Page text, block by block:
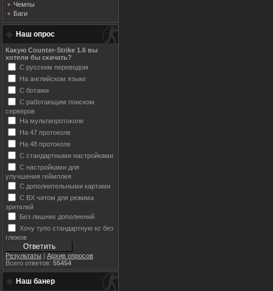
Чемпы
Баги
Наш опрос
Какую Counter-Strike 1.6 вы
хотели бы скачать?
С русским переводом
На английском языке
С ботами
С работающим поиском
серверов
На мультипротоколе
На 47 протоколе
На 48 протоколе
С стандартными настройками
С настройками для
улучшения геймплея
С дополнительными картами
С ВХ читом для режима
зрителей
Без лишних дополнений
Хочу тупо стандартную кс без
глюков
Результаты | Архив опросов
Всего ответов: 55454
Наш банер